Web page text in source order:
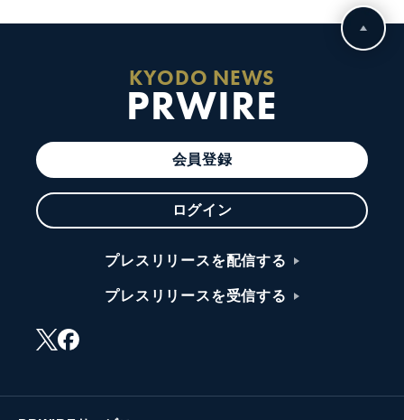
KYODO NEWS
PRWIRE
会員登録
ログイン
プレスリリースを配信する
プレスリリースを受信する